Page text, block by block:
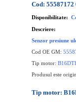
Cod: 55587172
Disponibilitate:
Descriere:
Senzor presiune
Cod OE GM:
Tip motor:
Produsul este
Tip motor: